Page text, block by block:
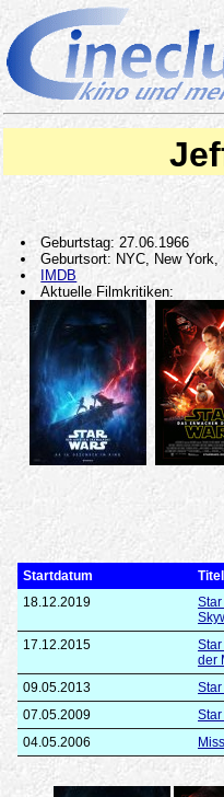
Geburtstag: 27.06.1966
Geburtsort: NYC, New York,
IMDB
Aktuelle Filmkritiken:
Startdatum Titel
18.12.2019
17.12.2015
der
09.05.2013
07.05.2009
04.05.2006